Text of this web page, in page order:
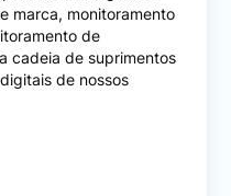
marca, monitoramento
de
cadeia de suprimentos
de nossos